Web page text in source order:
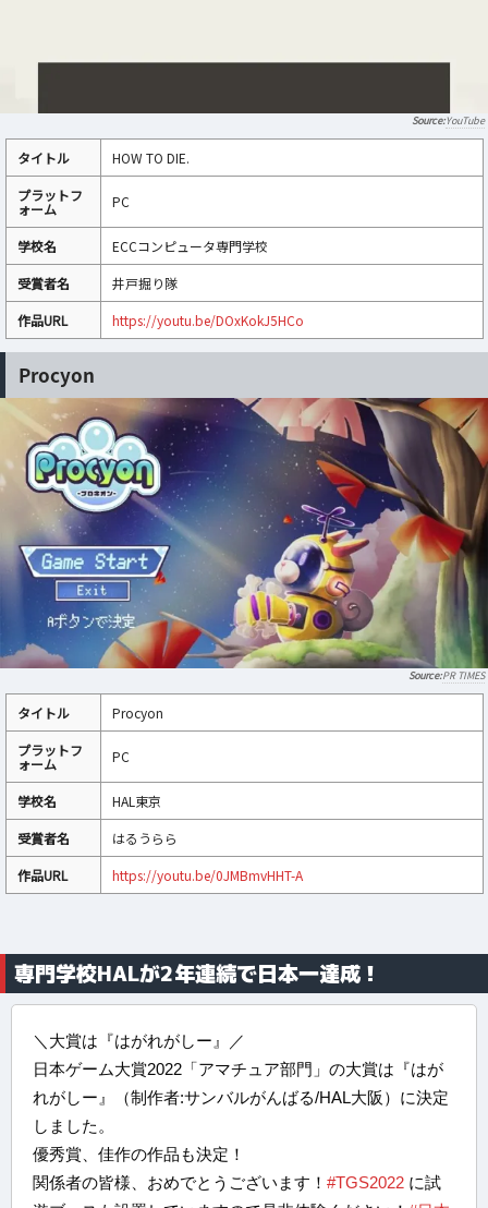
YouTube
タイトル
HOW TO DIE.
プラットフ
ォーム PC
学校名
ECCコンピュータ専門学校
受賞者名
井戸掘り隊
作品URL
https://youtu.be/DOxKokJ5HCo
Procyon
PR TIMES
タイトル
Procyon
プラットフ
ォーム PC
学校名
HAL東京
受賞者名
はるうらら
作品URL
https://youtu.be/0JMBmvHHT-A
専門学校HALが2年連続で日本一達成！
＼大賞は『はがれがしー』／
日本ゲーム大賞2022「アマチュア部門」の大賞は『はが
れがしー』（制作者:サンバルがんばる/HAL大阪）に決定
しました。
優秀賞、佳作の作品も決定！
関係者の皆様、おめでとうございます！ #TGS2022 に試